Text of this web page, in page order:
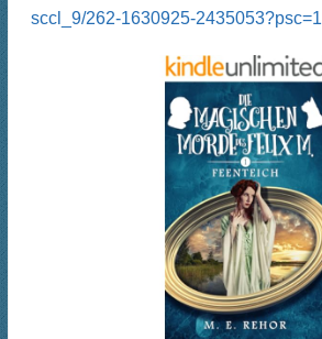
sccl_9/262-1630925-2435053?psc=1